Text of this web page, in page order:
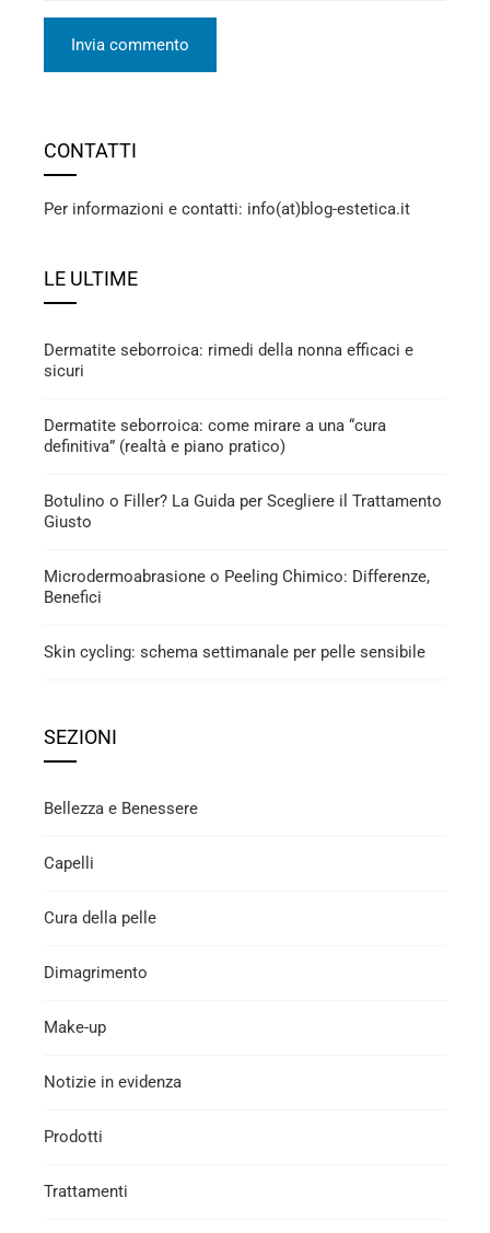
CONTATTI
Per informazioni e contatti: info(at)blog-estetica.it
LE ULTIME
Dermatite seborroica: rimedi della nonna efficaci e
sicuri
Dermatite seborroica: come mirare a una “cura
definitiva” (realtà e piano pratico)
Botulino o Filler? La Guida per Scegliere il Trattamento
Giusto
Microdermoabrasione o Peeling Chimico: Differenze,
Benefici
Skin cycling: schema settimanale per pelle sensibile
SEZIONI
Bellezza e Benessere
Capelli
Cura della pelle
Dimagrimento
Make-up
Notizie in evidenza
Prodotti
Trattamenti